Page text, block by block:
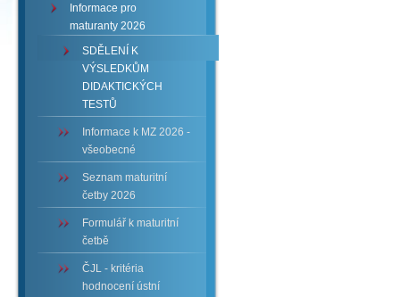
Informace pro
maturanty 2026
SDĚLENÍ K
VÝSLEDKŮM
DIDAKTICKÝCH
TESTŮ
Informace k MZ 2026 -
všeobecné
Seznam maturitní
četby 2026
Formulář k maturitní
četbě
ČJL - kritéria
hodnocení ústní